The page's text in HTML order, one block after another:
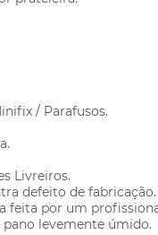
/ Parafusos.
Livreiros.
defeito de fabricação.
feita por um
pano levemente úmido.